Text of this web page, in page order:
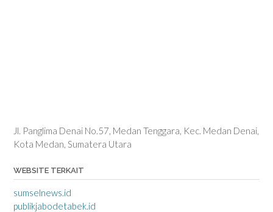
Jl. Panglima Denai No.57, Medan Tenggara, Kec. Medan Denai,
Kota Medan, Sumatera Utara
WEBSITE TERKAIT
sumselnews.id
publikjabodetabek.id